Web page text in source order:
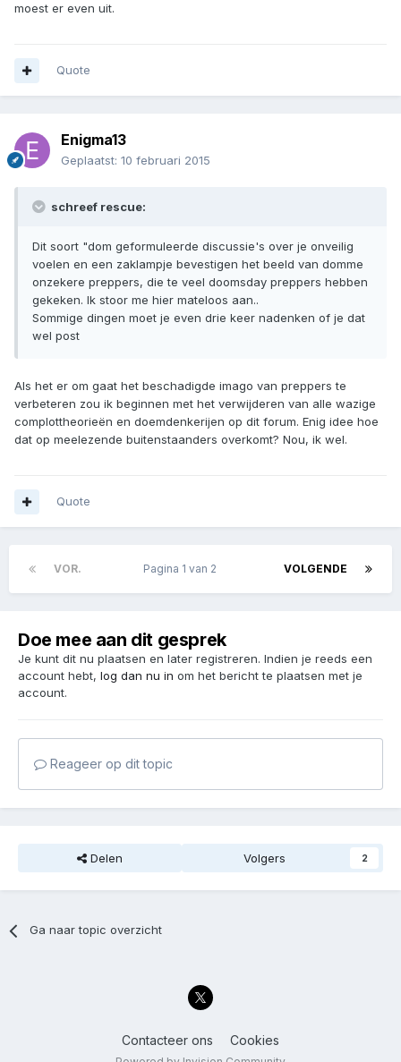
moest er even uit.
Quote
Enigma13
Geplaatst: 10 februari 2015
schreef rescue:
Dit soort "dom geformuleerde discussie's over je onveilig
voelen en een zaklampje bevestigen het beeld van domme
onzekere preppers, die te veel doomsday preppers hebben
gekeken. Ik stoor me hier mateloos aan..
Sommige dingen moet je even drie keer nadenken of je dat
wel post
Als het er om gaat het beschadigde imago van preppers te
verbeteren zou ik beginnen met het verwijderen van alle wazige
complottheorieën en doemdenkerijen op dit forum. Enig idee hoe
dat op meelezende buitenstaanders overkomt? Nou, ik wel.
Quote
VOR. VOLGENDE
Pagina 1 van 2
Doe mee aan dit gesprek
Je kunt dit nu plaatsen en later registreren. Indien je reeds een
account hebt, log dan nu in om het bericht te plaatsen met je
account.
Reageer op dit topic
Delen Volgers 2
Ga naar topic overzicht
Contacteer ons Cookies